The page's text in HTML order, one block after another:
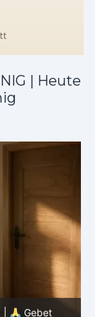
| Heute
Gebet